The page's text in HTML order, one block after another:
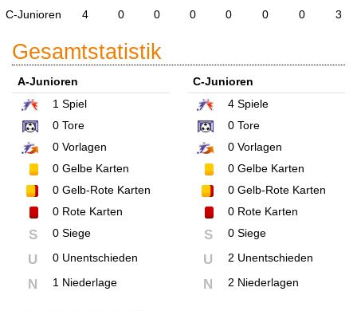
C-Junioren
4 0 0 0 0 0 0 3
Gesamtstatistik
A-Junioren
1 Spiel
0 Tore
0 Vorlagen
0 Gelbe Karten
0 Gelb-Rote Karten
0 Rote Karten
S 0 Siege
U 0 Unentschieden
N 1 Niederlage
C-Junioren
4Spiele
0Tore
0Vorlagen
0Gelbe Karten
0Gelb-Rote Karten
0Rote Karten
S 0 Siege
U 2 Unentschieden
N 2 Niederlagen